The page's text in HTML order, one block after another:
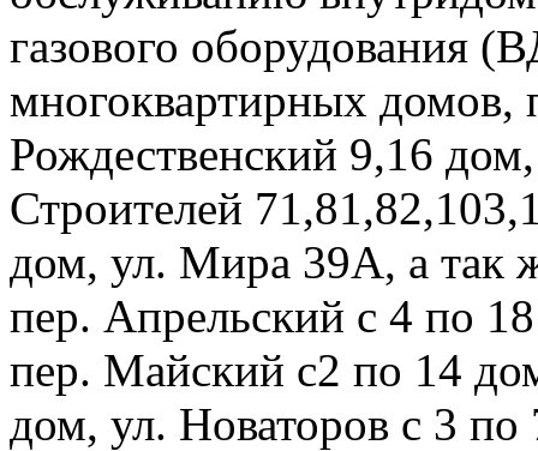
газового
многоквартирных
Рождественский 9,16
Строителей
дом, ул. Мира 39А, а так
пер. Апрельский с 4 по
пер. Майский с2 по 14
дом, ул. Новаторов с 3 по